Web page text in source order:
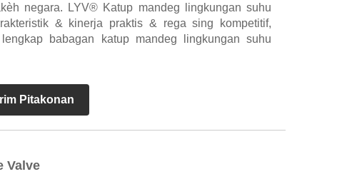
negara. LYV® Katup mandeg lingkungan suhu
& kinerja praktis & rega sing kompetitif,
babagan katup mandeg lingkungan suhu
Pitakonan
Valve